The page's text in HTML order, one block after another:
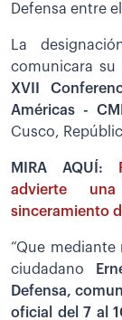
Defensa entre
La
comunicara su
XVII
Américas -
Cusco,
MIRA AQUÍ:
advierte
sinceramiento
“Que mediante
ciudadano
Defensa,
oficial del 7 al